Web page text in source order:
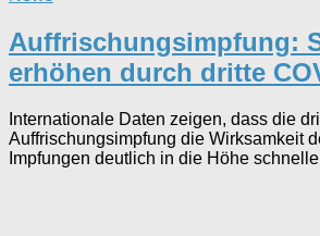
Auffrischungsimpfung:
erhöhen durch dritte
Internationale Daten zeigen, dass die
Auffrischungsimpfung die Wirksamkeit
Impfungen deutlich in die Höhe